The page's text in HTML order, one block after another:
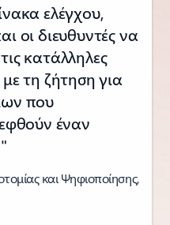
ελέγχου,
οι διευθυντές να
κατάλληλες
τη ζήτηση για
που
έναν
και Ψηφιοποίησης,